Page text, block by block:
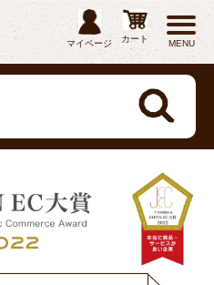
マイページ カート MENU